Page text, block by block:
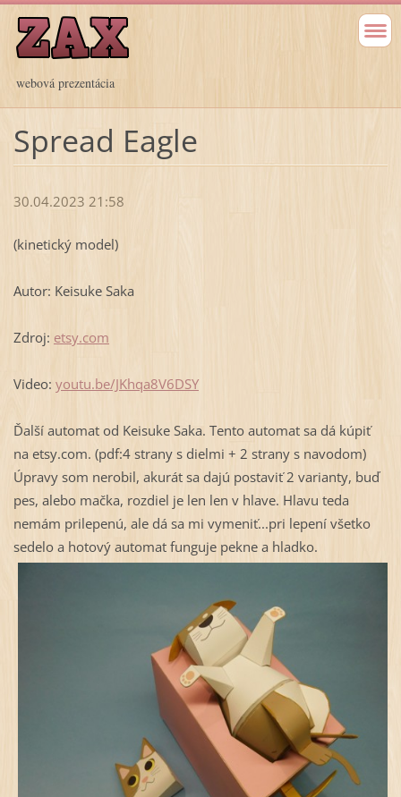
webová prezentácia
Spread Eagle
30.04.2023 21:58
(kinetický model)
Autor: Keisuke Saka
Zdroj: etsy.com
Video: youtu.be/JKhqa8V6DSY
Ďalší automat od Keisuke Saka. Tento automat sa dá kúpiť
na etsy.com. (pdf:4 strany s dielmi + 2 strany s navodom)
Úpravy som nerobil, akurát sa dajú postaviť 2 varianty, buď
pes, alebo mačka, rozdiel je len len v hlave. Hlavu teda
nemám prilepenú, ale dá sa mi vymeniť...pri lepení všetko
sedelo a hotový automat funguje pekne a hladko.